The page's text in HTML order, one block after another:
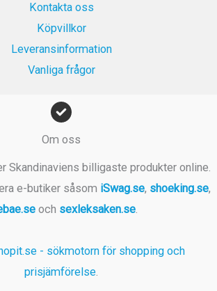
Kontakta oss
Köpvillkor
Leveransinformation
Vanliga frågor
Om oss
Skandinaviens billigaste produkter online.
e-butiker såsom iSwag.se, shoeking.se,
och sexleksaken.se.
- sökmotorn för shopping och
prisjämförelse.